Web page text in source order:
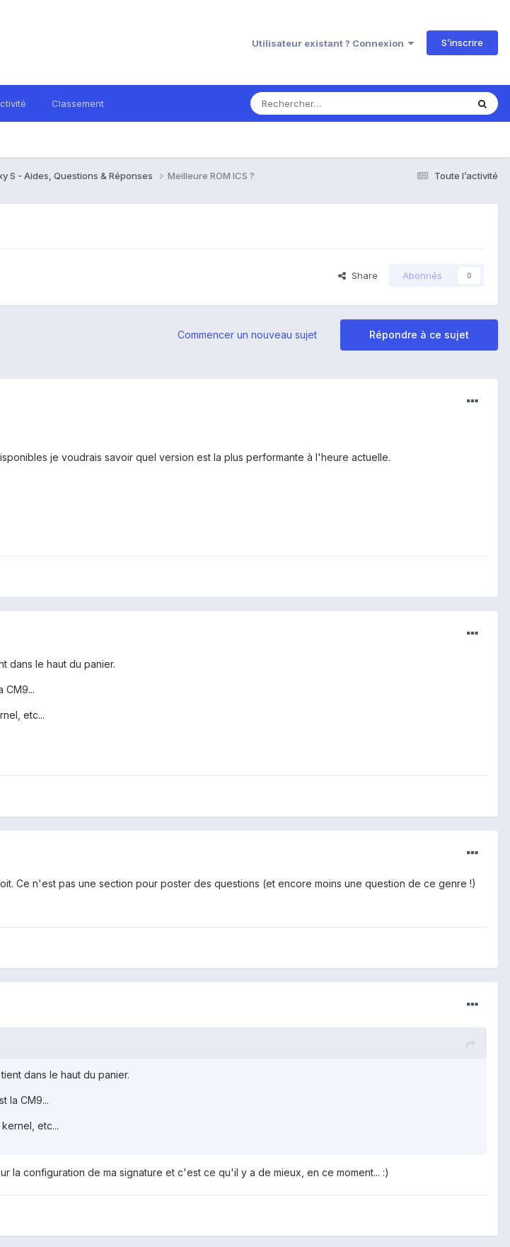
Utilisateur existant ? Connexion S’inscrire
Classement
Toute l’activité
S - Aides, Questions & Réponses Meilleure ROM ICS ?
Share Abonnés 0
Répondre à ce sujet
Commencer un nouveau sujet
je voudrais savoir quel version est la plus performante à l'heure actuelle.
dans le haut du panier.
CM9...
etc...
Ce n'est pas une section pour poster des questions (et encore moins une question de ce genre !)
dans le haut du panier.
la CM9...
etc...
la configuration de ma signature et c'est ce qu'il y a de mieux, en ce moment... :)